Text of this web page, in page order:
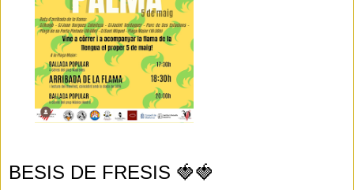
BESIS DE FRESIS 🍓🍓